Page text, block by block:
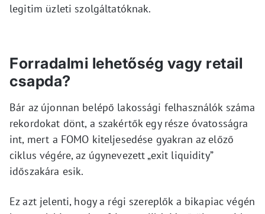
legitim üzleti szolgáltatóknak.
Forradalmi lehetőség vagy retail
csapda?
Bár az újonnan belépő lakossági felhasználók száma
rekordokat dönt, a szakértők egy része óvatosságra
int, mert a FOMO kiteljesedése gyakran az előző
ciklus végére, az úgynevezett „exit liquidity”
időszakára esik.
Ez azt jelenti, hogy a régi szereplők a bikapiac végén